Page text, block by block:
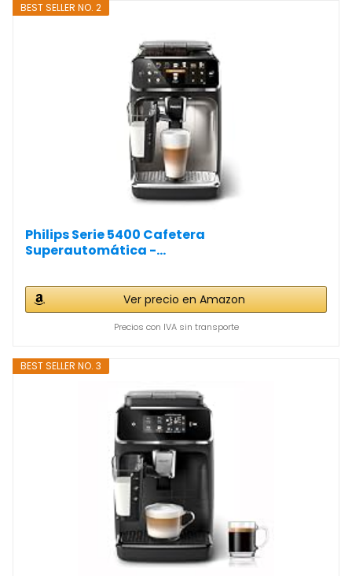
BEST SELLER NO. 2
Philips Serie 5400 Cafetera
Superautomática -...
Ver precio en Amazon
Precios con IVA sin transporte
BEST SELLER NO. 3